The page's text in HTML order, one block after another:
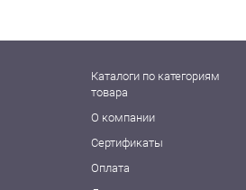
Каталоги по категориям
товара
О компании
Сертификаты
Оплата